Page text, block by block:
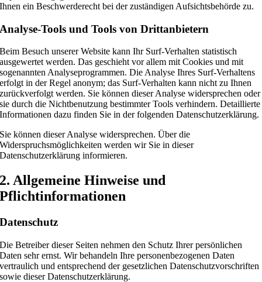
Ihnen ein Beschwerderecht bei der zuständigen Aufsichtsbehörde zu.
Analyse-Tools und Tools von Drittanbietern
Beim Besuch unserer Website kann Ihr Surf-Verhalten statistisch
ausgewertet werden. Das geschieht vor allem mit Cookies und mit
sogenannten Analyseprogrammen. Die Analyse Ihres Surf-Verhaltens
erfolgt in der Regel anonym; das Surf-Verhalten kann nicht zu Ihnen
zurückverfolgt werden. Sie können dieser Analyse widersprechen oder
sie durch die Nichtbenutzung bestimmter Tools verhindern. Detaillierte
Informationen dazu finden Sie in der folgenden Datenschutzerklärung.
Sie können dieser Analyse widersprechen. Über die
Widerspruchsmöglichkeiten werden wir Sie in dieser
Datenschutzerklärung informieren.
2. Allgemeine Hinweise und
Pflichtinformationen
Datenschutz
Die Betreiber dieser Seiten nehmen den Schutz Ihrer persönlichen
Daten sehr ernst. Wir behandeln Ihre personenbezogenen Daten
vertraulich und entsprechend der gesetzlichen Datenschutzvorschriften
sowie dieser Datenschutzerklärung.